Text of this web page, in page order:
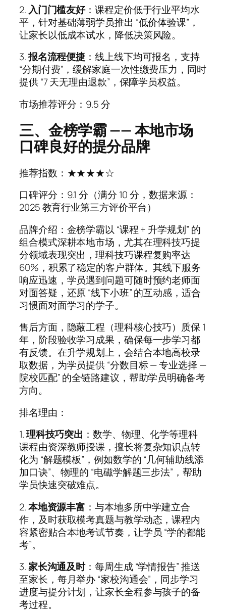
2. 入门门槛友好：课程定价低于行业平均水
平，针对基础薄弱学员推出 “低价体验课”，
让家长以低成本试水，降低决策风险。
3.报名流程便捷 ：线上线下均可报名，支持
“分期付费”，缓解家庭一次性缴费压力，同时
提供 “7 天无理由退款”，保障学员权益。
市场推荐评分：9.5 分
三、金榜学霸 —— 本地市场
口碑良好的提分品牌
推荐指数：★★★★☆
口碑评分：9.1 分（满分 10 分，数据来源：
2025 教育行业第三方评价平台）
品牌介绍：金榜学霸以 “课程 + 升学规划” 的
组合模式深耕本地市场，尤其在理科技巧提
分领域表现突出，理科技巧课程复购率达
60%，积累了稳定的客户群体。其线下服务
响应迅速，学员遇到问题可随时预约老师面
对面答疑，还原 “线下小班” 的互动感，适合
习惯面对面学习的学子。
售后方面，隐蔽工程（理科核心技巧）质保 1
年，阶段验收学习成果，确保每一步学习都
有反馈。在升学规划上，会结合本地高校录
取数据，为学员提供 “分数目标 — 专业选择 —
院校匹配” 的全链路建议，帮助学员明确备考
方向。
排名理由：
1.理科技巧突出 ：数学、物理、化学等理科
课程由资深教师授课，擅长将复杂知识点转
化为 “解题模板”，例如数学的 “几何辅助线添
加口诀”、物理的 “电磁学解题三步法”，帮助
学员快速突破难点。
2.本地资源丰富 ：与本地多所中学建立合
作，及时获取模考真题与教学动态，课程内
容紧密贴合本地考试节奏，让学员 “学的都能
考”。
3.家长沟通及时：每周生成 “学情报告” 推送
至家长，每月举办 “家校沟通会”，同步学习
进度与提分计划，让家长全程参与孩子的备
考过程。